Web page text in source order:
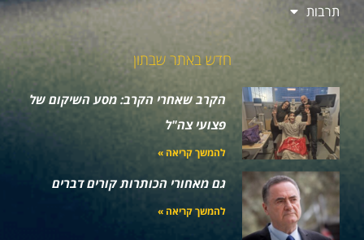
תרבות
חדש באתר שבתון
הקרב שאחרי הקרב: מסע השיקום של
פצועי צה"ל
להמשך קריאה »
גם מאחורי הכותרות קורים דברים
להמשך קריאה »